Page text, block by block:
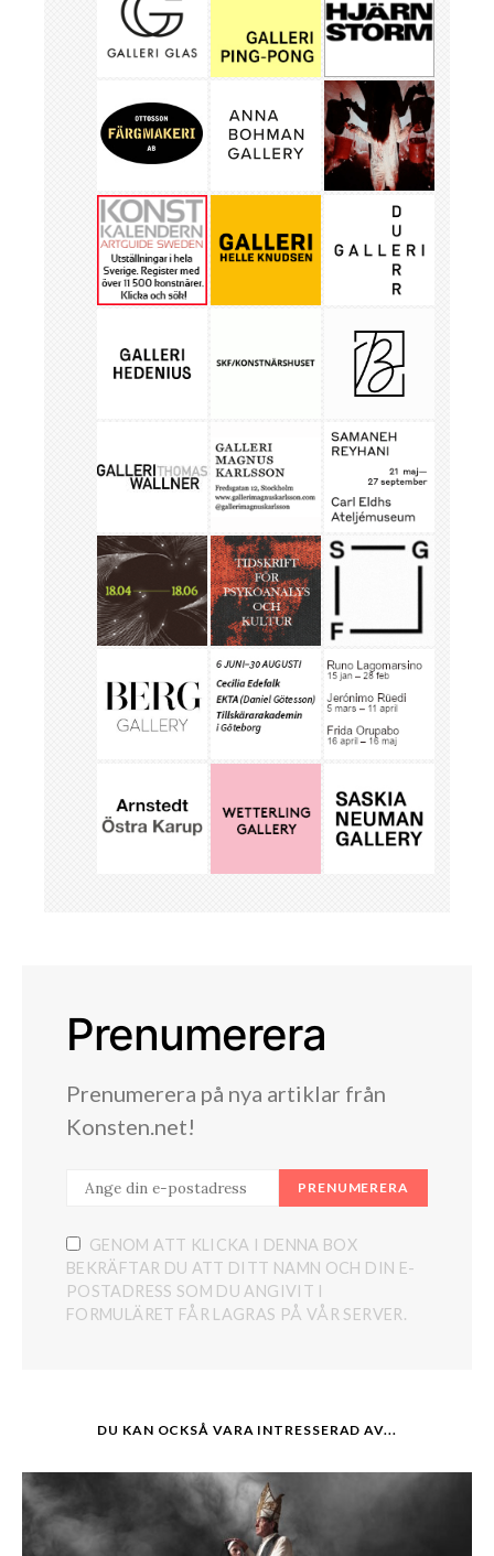
Prenumerera
Prenumerera på nya artiklar från
Konsten.net!
PRENUMERERA
GENOM ATT KLICKA I DENNA BOX
BEKRÄFTAR DU ATT DITT NAMN OCH DIN E-
POSTADRESS SOM DU ANGIVIT I
FORMULÄRET FÅR LAGRAS PÅ VÅR SERVER.
DU KAN OCKSÅ VARA INTRESSERAD AV...